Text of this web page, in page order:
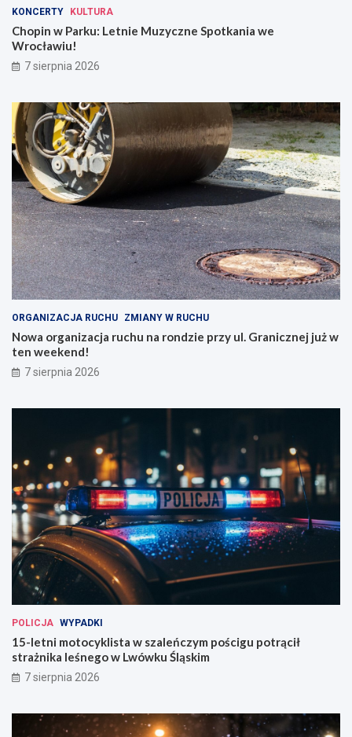
KONCERTY KULTURA
Chopin w Parku: Letnie Muzyczne Spotkania we
Wrocławiu!
7 sierpnia 2026
ORGANIZACJA RUCHU ZMIANY W RUCHU
Nowa organizacja ruchu na rondzie przy ul. Granicznej już w
ten weekend!
7 sierpnia 2026
POLICJA WYPADKI
15-letni motocyklista w szaleńczym pościgu potrącił
strażnika leśnego w Lwówku Śląskim
7 sierpnia 2026